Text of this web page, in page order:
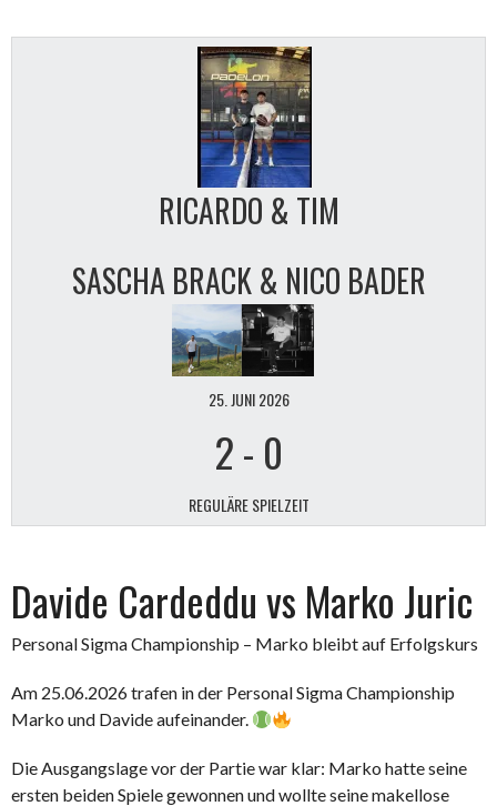
RICARDO & TIM
SASCHA BRACK & NICO BADER
25. JUNI 2026
2- 0
REGULÄRE SPIELZEIT
Davide Cardeddu vs Marko Juric
Personal Sigma Championship – Marko bleibt auf Erfolgskurs
Am 25.06.2026 trafen in der Personal Sigma Championship
Marko und Davide aufeinander.
Die Ausgangslage vor der Partie war klar: Marko hatte seine
ersten beiden Spiele gewonnen und wollte seine makellose